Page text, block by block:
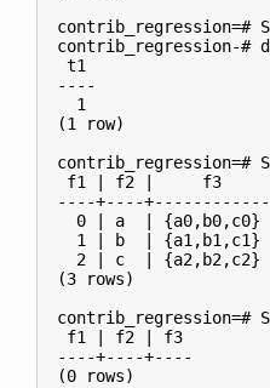
contrib_regression=#
contrib_regression-#
t1
----
  1
(1 row)
f1 | f2 |     f3
----+----+------------
  0 | a  | {a0,b0,c0}
  1 | b  | {a1,b1,c1}
  2 | c  | {a2,b2,c2}
(3 rows)
f1 | f2 | f3
----+----+----
(0 rows)